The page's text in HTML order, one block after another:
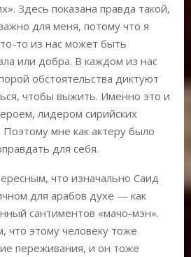
Здесь показана правда такой,
для меня, потому что я
то из нас может быть
или добра. В каждом из нас
обстоятельства диктуют
чтобы выжить. Именно это и
лидером сирийских
мне как актеру было
для себя.
что изначально Саид
для арабов духе — как
сантиментов «мачо-мэн».
что этому человеку тоже
переживания, и он тоже